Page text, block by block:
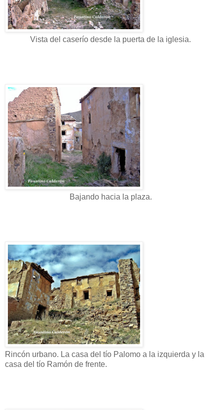
Vista del caserío desde la puerta de la iglesia.
Bajando hacia la plaza.
Rincón urbano. La casa del tío Palomo a la izquierda y la
casa del tío Ramón de frente.